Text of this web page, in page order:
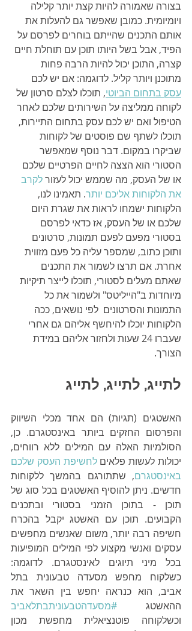
בצורה שאמורה להיות קצת יותר קלילה
ויומיומית. כמובן שאפשר גם להעלות את
אותם התכנים שהייתם בוחרים לפרסם על
הפיד, אבל בשל היותו תוכן עם תוחלת חיים
קצרה, התוכן יכול להיות הרבה פחות
מתוכנן ויותר קליל. לדוגמה: אם יש לכם
עסק בתחום הביוטי, תוכלו לצלם סרטון של
לקוחה ממליצה על השירותים שלכם לאחר
הטיפול ואם יש לכם עסק בתחום התיירות,
תוכלו לשתף שם פוסטים של לקוחות
שביקרו במקום. דבר נוסף שמאפשר
הסטורי הוא הצצה לחיים הפרטיים שלכם
או של העסק, מה שממש יכול לעזור לקרב
את הלקוחות אליכם יותר. תאמינו לנו,
הלקוחות ישמחו לראות את שגרת היום
שלכם או של העסק, אז כדאי לפרסם
בסטורי מפעם לפעם תמונות, סרטונים
ותוכן כתוב, שמספר עליה כל פעם מזווית
אחרת. אם תרצו לשמור את התכנים
שאתם מעלים לסטורי, תוכלו לייצר תיקיות
מיוחדות ב"הייליטס" ולשמור את כל
התמונות והסרטונים  לפי נושאים, ככה
הלקוחות יוכלו להיחשף אליהם גם אחרי
שעברו 24 שעות ולחזור אליהם במידת
הצורך.
לתייג, לתייג, לתייג
יכולות לעשות פלאים
באינסטגרם
ההאשטג #מסעדהטבעוניתבתלאביב